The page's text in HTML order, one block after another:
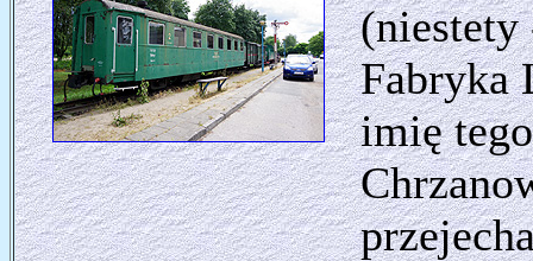
(niestety
Fabryka
imię